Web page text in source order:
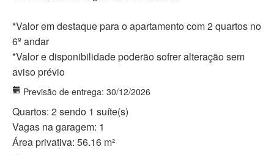
*Valor em destaque para o apartamento com 2 quartos no
6º andar
*Valor e disponibilidade poderão sofrer alteração sem
aviso prévio
Previsão de entrega: 30/12/2026
Quartos: 2 sendo 1 suíte(s)
Vagas na garagem: 1
Área privativa: 56.16 m²